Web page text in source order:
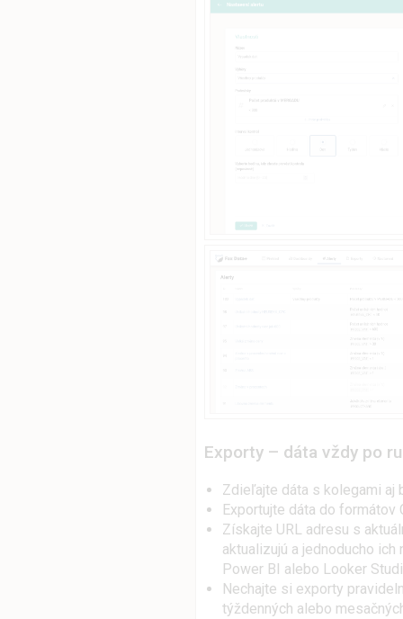
Exporty – dáta vždy po
Zdieľajte dáta s kolegami aj
Exportujte dáta do formátov
Získajte URL adresu s
aktualizujú a jednoducho
Power BI alebo Looker
Nechajte si exporty
týždenných alebo